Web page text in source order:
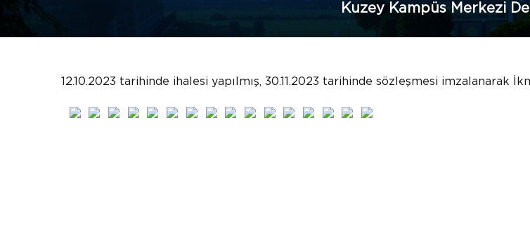
Kuzey Kampüs Merkezi
12.10.2023 tarihinde ihalesi yapılmış, 30.11.2023 tarihinde sözleşmesi imzalanarak